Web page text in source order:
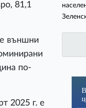
81,1
външни
по-
2025 г. е